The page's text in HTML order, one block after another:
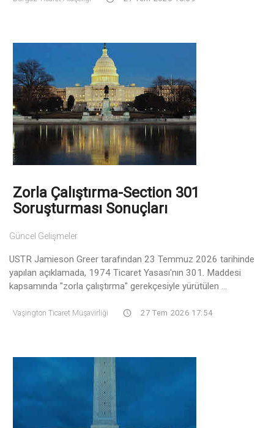
Zorla Çalıştırma-Section 301
Soruşturması Sonuçları
Güncel Gelişmeler
USTR Jamieson Greer tarafından 23 Temmuz 2026 tarihinde
yapılan açıklamada, 1974 Ticaret Yasası'nın 301. Maddesi
kapsamında "zorla çalıştırma" gerekçesiyle yürütülen ...
Vaşington Ticaret Müşavirliği 27 Tem 2026 17:54